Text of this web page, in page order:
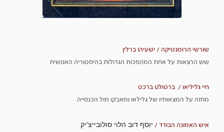
שורשי הרומנטיקה / ישעיהו ברלין
שש הרצאות על אחת המהפכות הגדולות בהיסטוריה האנושית
חיי גליליאו / ברטולט ברכט
מחזה על המצאותיו של גלילאו ומאבקו מול הכנסייה
איש האמונה הבודד / יוסף דוב הלוי סולובייצ'יק